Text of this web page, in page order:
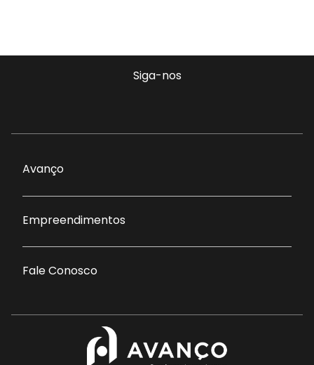
Siga-nos
Avanço
Empreendimentos
Fale Conosco